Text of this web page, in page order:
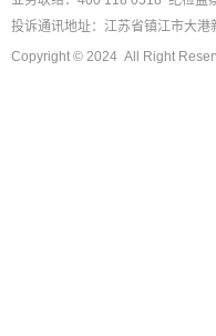
投诉通讯地址：江苏省镇江市大港
Copyright © 2024 All Right